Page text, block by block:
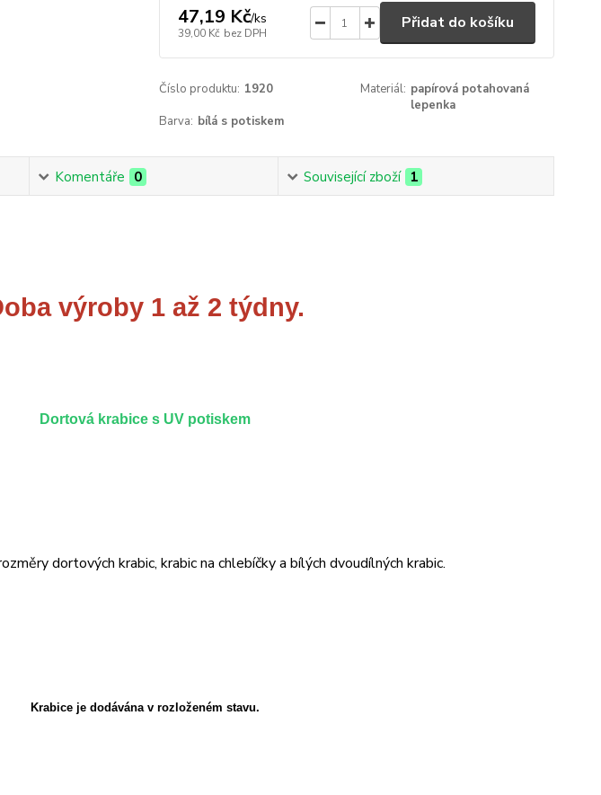
47,19 Kč/ks
39,00 Kč bez DPH
Přidat do košíku
Číslo produktu: 1920 Materiál: papírová potahovaná
lepenka
Barva: bílá s potiskem
Komentáře 0 Související zboží 1
výroby 1 až 2 týdny.
Dortová krabice s UV potiskem
dortových krabic, krabic na chlebíčky a bílých dvoudílných krabic.
Krabice je dodávána v rozloženém stavu.